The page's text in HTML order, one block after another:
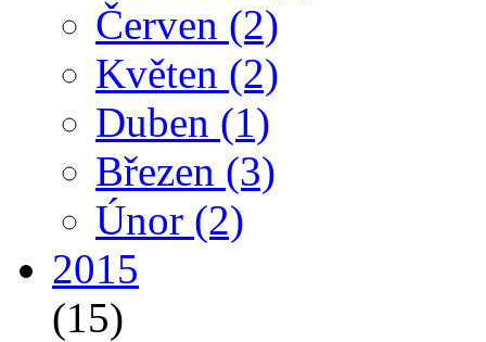
Červen (2)
Květen (2)
Duben (1)
Březen (3)
Únor (2)
2015
(15)